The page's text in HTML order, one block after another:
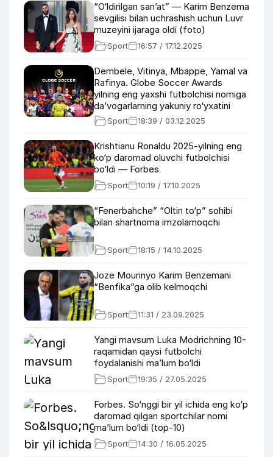
“O‘ldirilgan san’at” — Karim Benzema
sevgilisi bilan uchrashish uchun Luvr
muzeyini ijaraga oldi (foto)
Sport 16:57 / 17.12.2025
Dembelе, Vitinya, Mbappe, Yamal va
Rafinya. Globe Soccer Awards
yilning eng yaxshi futbolchisi nomiga
da’vogarlarning yakuniy ro‘yxatini
e’lon qildi
Sport 18:39 / 03.12.2025
Krishtianu Ronaldu 2025-yilning eng
ko‘p daromad oluvchi futbolchisi
bo‘ldi — Forbes
Sport 10:19 / 17.10.2025
“Fenerbahche” “Oltin to‘p” sohibi
bilan shartnoma imzolamoqchi
Sport 18:15 / 14.10.2025
Joze Mourinyo Karim Benzemani
“Benfika”ga olib kelmoqchi
Sport 11:31 / 23.09.2025
Yangi mavsum Luka Modrichning 10-
raqamidan qaysi futbolchi
foydalanishi ma’lum bo‘ldi
Sport 19:35 / 27.05.2025
Forbes. So‘nggi bir yil ichida eng ko‘p
daromad qilgan sportchilar nomi
ma’lum bo‘ldi (top-10)
Sport 14:30 / 16.05.2025